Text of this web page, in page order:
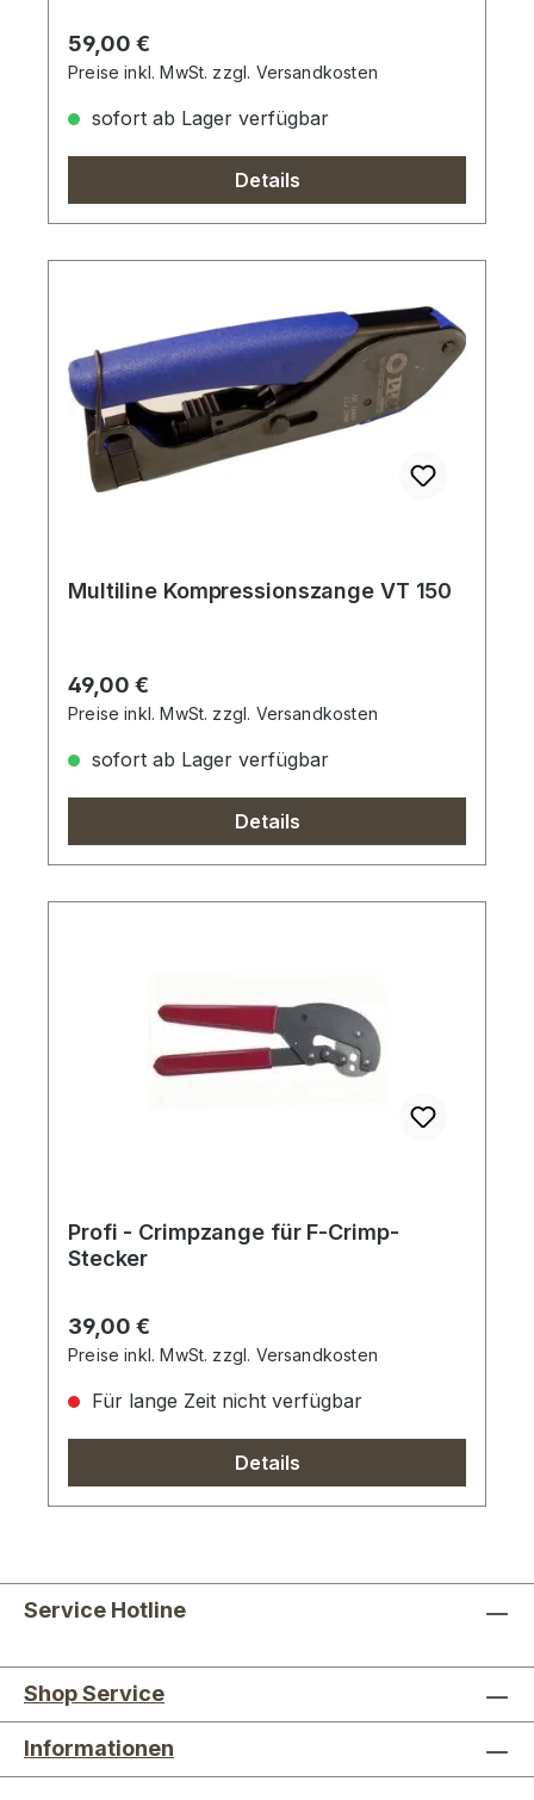
Regulärer Preis:
59,00 €
Preise inkl. MwSt. zzgl. Versandkosten
sofort ab Lager verfügbar
Details
Multiline Kompressionszange VT 150
Regulärer Preis:
49,00 €
Preise inkl. MwSt. zzgl. Versandkosten
sofort ab Lager verfügbar
Details
Profi - Crimpzange für F-Crimp-
Stecker
Regulärer Preis:
39,00 €
Preise inkl. MwSt. zzgl. Versandkosten
Für lange Zeit nicht verfügbar
Details
Service Hotline
Shop Service
Informationen